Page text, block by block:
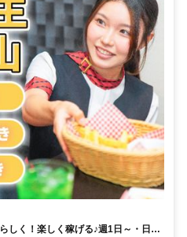
しく！楽しく稼げる♪週1日～・日払